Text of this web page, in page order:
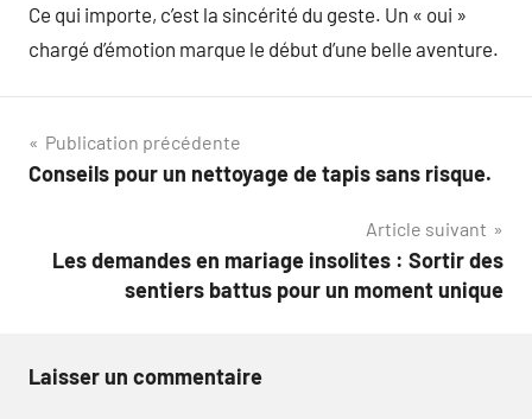
Ce qui importe, c’est la sincérité du geste. Un « oui »
chargé d’émotion marque le début d’une belle aventure.
Navigation
de
Publication précédente
Conseils pour un nettoyage de tapis sans risque.
Article suivant
Les demandes en mariage insolites : Sortir des
sentiers battus pour un moment unique
Laisser un commentaire